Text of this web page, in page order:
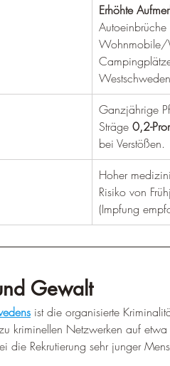
Erhöhte
Wohnmobile/
Ganzjährige
Sträge 0,2-
bei Verstößen.
Hoher
Risiko von
(Impfung
Gewalt
ist die organisierte
zu kriminellen Netzwerken auf
die Rekrutierung sehr junger